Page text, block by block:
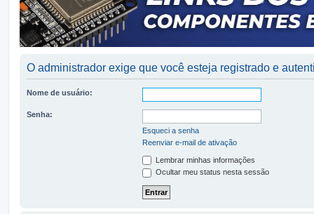
O administrador exige que você esteja registrado e
Nome de usuário:
Senha:
Esqueci a senha
Reenviar e-mail de ativação
Lembrar minhas informações
Ocultar meu status nesta sessão